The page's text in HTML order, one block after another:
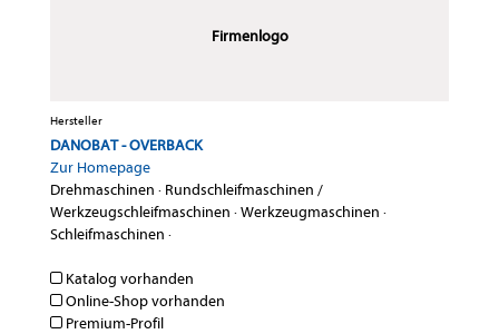
Firmenlogo
Hersteller
DANOBAT - OVERBACK
Zur Homepage
Drehmaschinen · Rundschleifmaschinen /
Werkzeugschleifmaschinen ·Werkzeugmaschinen ·
Schleifmaschinen ·
Katalog vorhanden
Online-Shop vorhanden
Premium-Profil